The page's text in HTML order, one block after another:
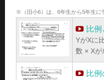
※（旧小6）は、6年生から5年生に
比例
YがXに
数 × Xが
比例